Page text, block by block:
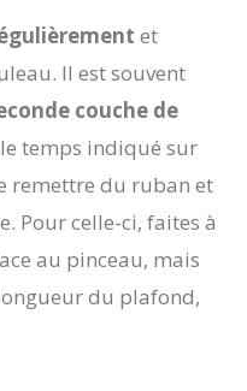
et
Il est souvent
couche de
le temps indiqué sur
remettre du ruban et
Pour celle-ci, faites à
au pinceau, mais
du plafond,